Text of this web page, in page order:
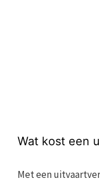
Wat kost een
Met een